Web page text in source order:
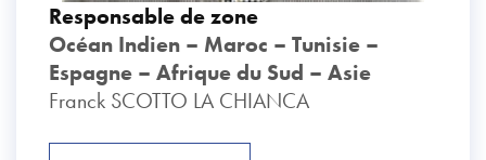
Responsable de zone
Océan Indien – Maroc – Tunisie –
Espagne – Afrique du Sud – Asie
Franck SCOTTO LA CHIANCA